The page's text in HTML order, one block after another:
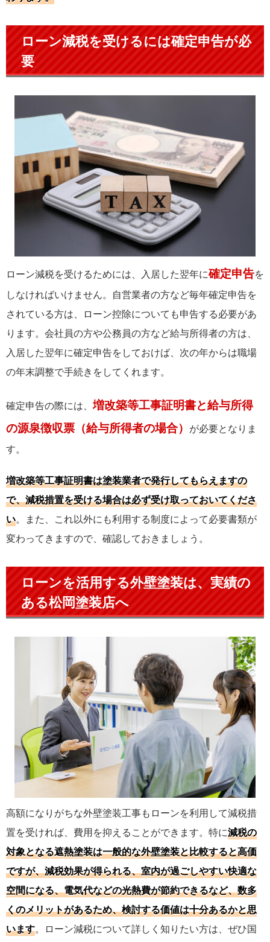
ローン減税を受けるには確定申告が必
要
ローン減税を受けるためには、入居した翌年に確定申告を
しなければいけません。自営業者の方など毎年確定申告を
されている方は、ローン控除についても申告する必要があ
ります。会社員の方や公務員の方など給与所得者の方は、
入居した翌年に確定申告をしておけば、次の年からは職場
の年末調整で手続きをしてくれます。
確定申告の際には、増改築等工事証明書と給与所得
の源泉徴収票（給与所得者の場合）
が必要となりま
す。
増改築等工事証明書は塗装業者で発行してもらえますの
で、減税措置を受ける場合は必ず受け取っておいてくださ
い。また、これ以外にも利用する制度によって必要書類が
変わってきますので、確認しておきましょう。
ローンを活用する外壁塗装は、実績の
ある松岡塗装店へ
高額になりがちな外壁塗装工事もローンを利用して減税措
置を受ければ、費用を抑えることができます。特に減税の
対象となる遮熱塗装は一般的な外壁塗装と比較すると高価
ですが、減税効果が得られる、室内が過ごしやすい快適な
空間になる、電気代などの光熱費が節約できるなど、数多
くのメリットがあるため、検討する価値は十分あるかと思
います。ローン減税について詳しく知りたい方は、ぜひ国